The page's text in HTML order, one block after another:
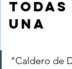
todas
una
"Caldero de